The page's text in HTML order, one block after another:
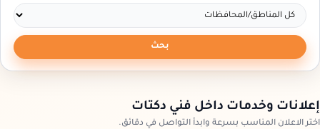
بحث
إعلانات وخدمات داخل فني دكتات
اختر الاعلان المناسب بسرعة وابدأ التواصل في دقائق.